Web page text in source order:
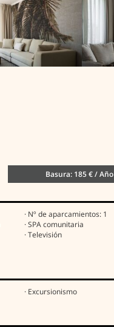
Basura: 185 € / Año
· Nº de aparcamientos: 1
· SPA comunitaria
· Televisión
· Excursionismo